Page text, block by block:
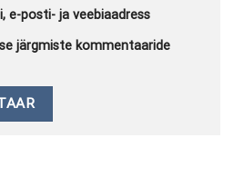
e-posti- ja veebiaadress
järgmiste kommentaaride